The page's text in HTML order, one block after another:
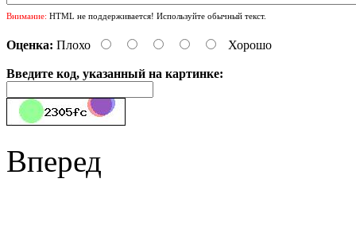
Внимание: HTML не поддерживается! Используйте обычный текст.
Оценка: Плохо Хорошо
Введите код, указанный на картинке:
Вперед